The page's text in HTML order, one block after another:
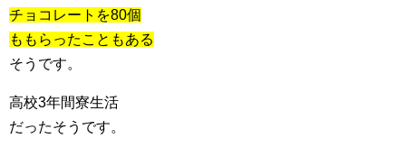
チョコレートを80個
ももらったこともある
そうです。
高校3年間寮生活
だったそうです。